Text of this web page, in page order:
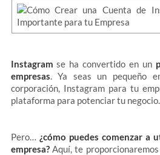
Instagram se ha convertido en un
empresas. Ya seas un pequeño
corporación, Instagram para tu
plataforma para potenciar tu negocio.
Pero… ¿cómo puedes comenzar a
empresa?Aquí, te